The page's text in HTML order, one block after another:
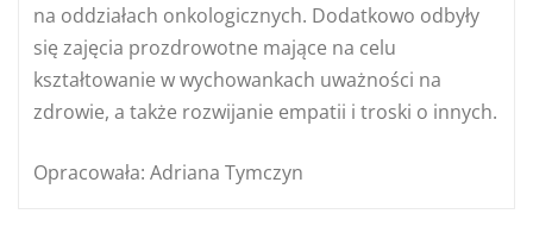
na oddziałach onkologicznych. Dodatkowo odbyły
się zajęcia prozdrowotne mające na celu
kształtowanie w wychowankach uważności na
zdrowie, a także rozwijanie empatii i troski o innych.
Opracowała: Adriana Tymczyn